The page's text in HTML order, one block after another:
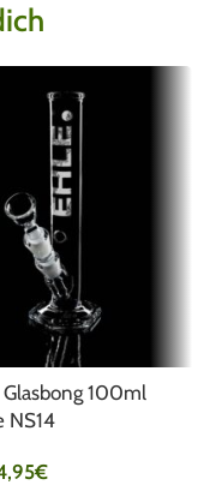
Glasbong 100ml
NS14
€